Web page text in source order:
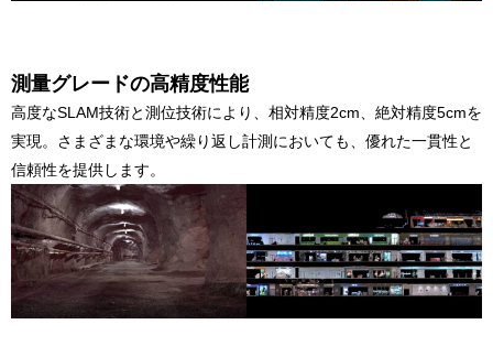
測量グレードの高精度性能
高度なSLAM技術と測位技術により、相対精度2cm、絶対精度5cmを
実現。さまざまな環境や繰り返し計測においても、優れた一貫性と
信頼性を提供します。